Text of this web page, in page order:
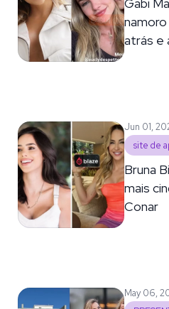
atrás e
Jun 01,
site de
Bruna
mais
Conar
May 06,